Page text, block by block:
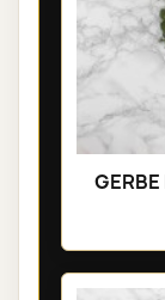
GERBE